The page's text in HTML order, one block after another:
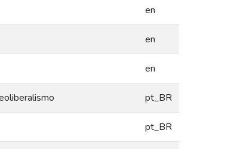
en
en
en
pt_BR
pt_BR